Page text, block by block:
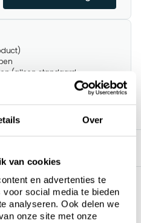
Over
van cookies
en advertenties te
social media te bieden
analyseren. Ook delen we
onze site met onze
(alleen standaard
10